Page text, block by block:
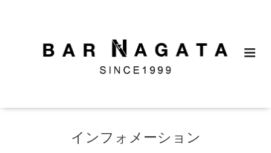
インフォメーション